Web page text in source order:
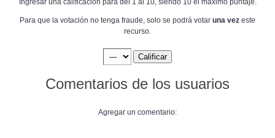
Ingresar una calificación para del 1 al 10, siendo 10 el máximo puntaje.
Para que la votación no tenga fraude, solo se podrá votar una vez este
recurso.
Comentarios de los usuarios
Agregar un comentario: